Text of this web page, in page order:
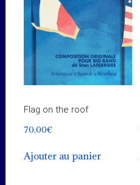
Flag on the roof
70,00€
Ajouter au panier